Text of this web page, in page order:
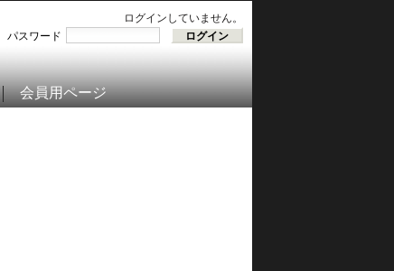
ログインしていません。
パスワード
会員用ページ